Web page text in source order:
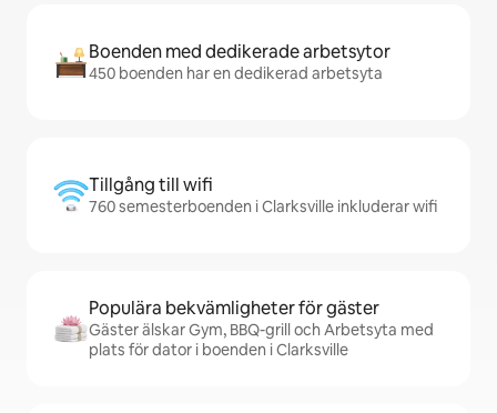
Boenden med dedikerade arbetsytor
450 boenden har en dedikerad arbetsyta
Tillgång till wifi
760 semesterboenden i Clarksville inkluderar wifi
Populära bekvämligheter för gäster
Gäster älskar Gym, BBQ-grill och Arbetsyta med
plats för dator i boenden i Clarksville